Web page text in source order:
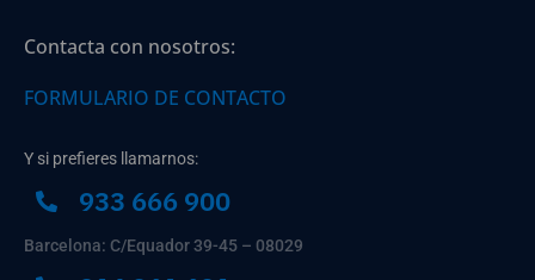
Contacta con nosotros:
FORMULARIO DE CONTACTO
Y si prefieres llamarnos:
933 666 900
Barcelona: C/Equador 39-45 – 08029